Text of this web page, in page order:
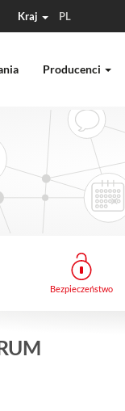
Kraj PL
Producenci
Bezpieczeństwo